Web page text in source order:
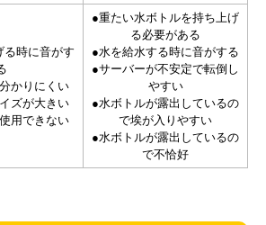
る時に音がす
かりにくい
ズが大きい
用できない
●重たい水ボトルを持ち上げ
る必要がある
●水を給水する時に音がする
●サーバーが不安定で転倒し
やすい
●水ボトルが露出しているの
で埃が入りやすい
●水ボトルが露出しているの
で不恰好